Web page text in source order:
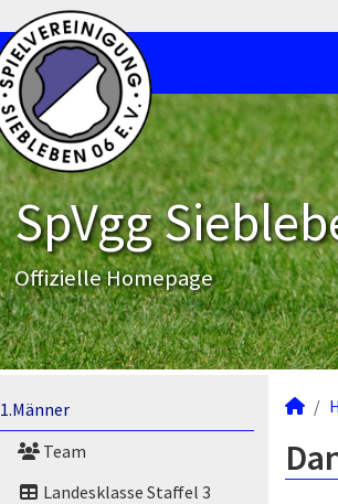
SpVgg
Offizielle Homepage
1.Männer
Team
Landesklasse Staffel 3